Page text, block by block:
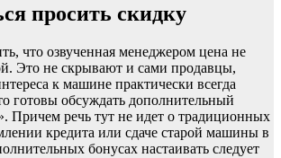
просить скидку
что озвученная менеджером цена не
Это не скрывают и сами продавцы,
к машине практически всегда
готовы обсуждать дополнительный
Причем речь тут не идет о традиционных
кредита или сдаче старой машины в
бонусах настаивать следует